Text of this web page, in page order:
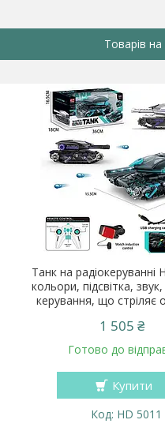
Танк на радіокеруванні
кольори, підсвітка,
керування, що стріляє
1 505 ₴
Готово до
Купити
HD 5011